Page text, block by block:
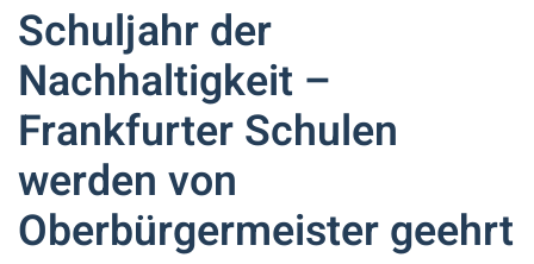
Schuljahr der
Nachhaltigkeit –
Frankfurter Schulen
werden von
Oberbürgermeister geehrt